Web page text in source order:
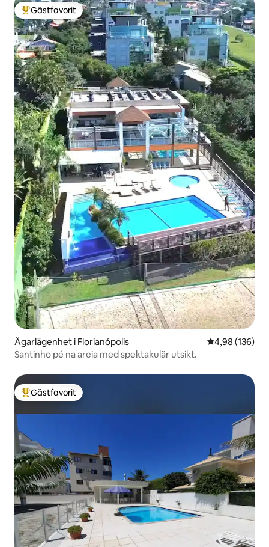
Populär gästfavorit
Gästfavorit
Ägarlägenhet i Florianópolis 4,98 av 5 i
4,98 (136)
Santinho pé na areia med spektakulär utsikt.
Populär gästfavorit
Gästfavorit